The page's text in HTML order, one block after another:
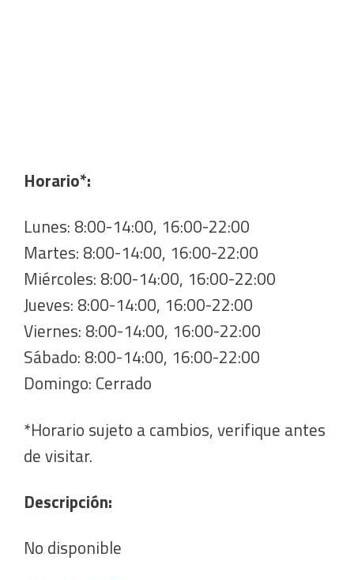
Horario*:
Lunes: 8:00-14:00, 16:00-22:00
Martes: 8:00-14:00, 16:00-22:00
Miércoles: 8:00-14:00, 16:00-22:00
Jueves: 8:00-14:00, 16:00-22:00
Viernes: 8:00-14:00, 16:00-22:00
Sábado: 8:00-14:00, 16:00-22:00
Domingo: Cerrado
*Horario sujeto a cambios, verifique antes
de visitar.
Descripción:
No disponible